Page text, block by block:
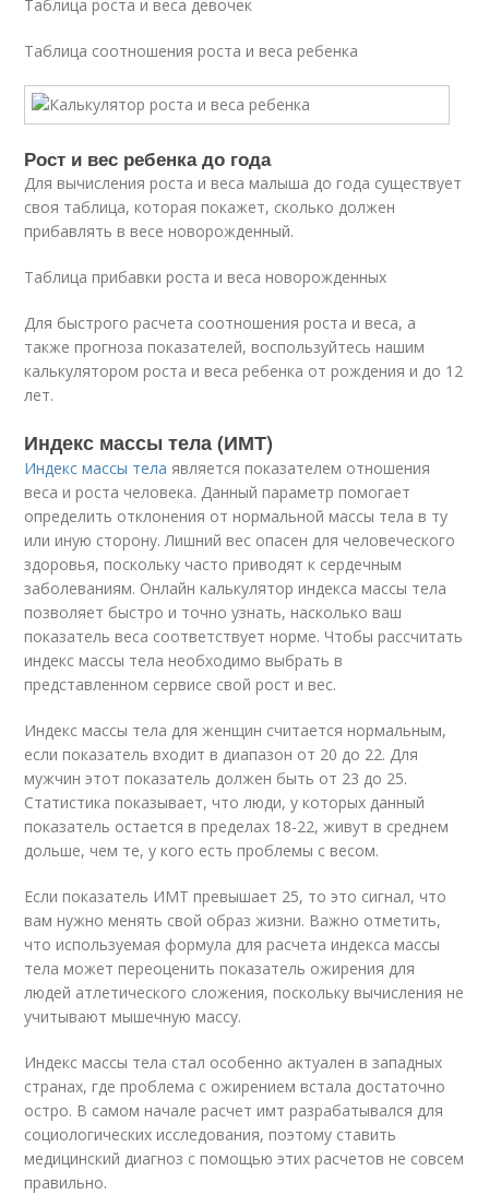
Таблица роста и веса девочек
Таблица соотношения роста и веса ребенка
Рост и вес ребенка до года
Для вычисления роста и веса малыша до года существует
своя таблица, которая покажет, сколько должен
прибавлять в весе новорожденный.
Таблица прибавки роста и веса новорожденных
Для быстрого расчета соотношения роста и веса, а
также прогноза показателей, воспользуйтесь нашим
калькулятором роста и веса ребенка от рождения и до 12
лет.
Индекс массы тела (ИМТ)
Индекс массы тела является показателем отношения
веса и роста человека. Данный параметр помогает
определить отклонения от нормальной массы тела в ту
или иную сторону. Лишний вес опасен для человеческого
здоровья, поскольку часто приводят к сердечным
заболеваниям. Онлайн калькулятор индекса массы тела
позволяет быстро и точно узнать, насколько ваш
показатель веса соответствует норме. Чтобы рассчитать
индекс массы тела необходимо выбрать в
представленном сервисе свой рост и вес.
Индекс массы тела для женщин считается нормальным,
если показатель входит в диапазон от 20 до 22. Для
мужчин этот показатель должен быть от 23 до 25.
Статистика показывает, что люди, у которых данный
показатель остается в пределах 18-22, живут в среднем
дольше, чем те, у кого есть проблемы с весом.
Если показатель ИМТ превышает 25, то это сигнал, что
вам нужно менять свой образ жизни. Важно отметить,
что используемая формула для расчета индекса массы
тела может переоценить показатель ожирения для
людей атлетического сложения, поскольку вычисления не
учитывают мышечную массу.
Индекс массы тела стал особенно актуален в западных
странах, где проблема с ожирением встала достаточно
остро. В самом начале расчет имт разрабатывался для
социологических исследования, поэтому ставить
медицинский диагноз с помощью этих расчетов не совсем
правильно.